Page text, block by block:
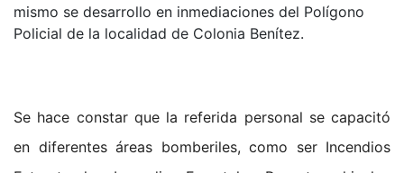
mismo se desarrollo en inmediaciones del Polígono
Policial de la localidad de Colonia Benítez.
Se hace constar que la referida personal se capacitó
en diferentes áreas bomberiles, como ser Incendios